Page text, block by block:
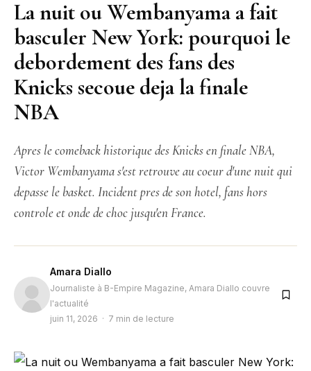
La nuit ou Wembanyama a fait
basculer New York: pourquoi le
debordement des fans des
Knicks secoue deja la finale
NBA
Apres le comeback historique des Knicks en finale NBA,
Victor Wembanyama s'est retrouve au coeur d'une nuit qui
depasse le basket. Incident pres de son hotel, fans hors
controle et onde de choc jusqu'en France.
Amara Diallo
Journaliste à B-Empire Magazine, Amara Diallo couvre
l'actualité
juin 11, 2026 · 7 min de lecture